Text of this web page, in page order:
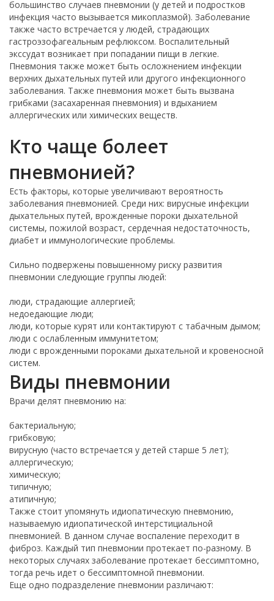
большинство случаев пневмонии (у детей и подростков
инфекция часто вызывается микоплазмой). Заболевание
также часто встречается у людей, страдающих
гастроэзофагеальным рефлюксом. Воспалительный
экссудат возникает при попадании пищи в легкие.
Пневмония также может быть осложнением инфекции
верхних дыхательных путей или другого инфекционного
заболевания. Также пневмония может быть вызвана
грибками (засахаренная пневмония) и вдыханием
аллергических или химических веществ.
Кто чаще болеет
пневмонией?
Есть факторы, которые увеличивают вероятность
заболевания пневмонией. Среди них: вирусные инфекции
дыхательных путей, врожденные пороки дыхательной
системы, пожилой возраст, сердечная недостаточность,
диабет и иммунологические проблемы.
Сильно подвержены повышенному риску развития
пневмонии следующие группы людей:
люди, страдающие аллергией;
недоедающие люди;
люди, которые курят или контактируют с табачным дымом;
люди с ослабленным иммунитетом;
люди с врожденными пороками дыхательной и кровеносной
систем.
Виды пневмонии
Врачи делят пневмонию на:
бактериальную;
грибковую;
вирусную (часто встречается у детей старше 5 лет);
аллергическую;
химическую;
типичную;
атипичную;
Также стоит упомянуть идиопатическую пневмонию,
называемую идиопатической интерстициальной
пневмонией. В данном случае воспаление переходит в
фиброз. Каждый тип пневмонии протекает по-разному. В
некоторых случаях заболевание протекает бессимптомно,
тогда речь идет о бессимптомной пневмонии.
Еще одно подразделение пневмонии различают: